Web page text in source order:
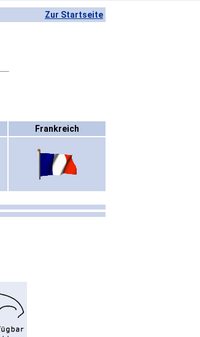
Zur Startseite
Frankreich